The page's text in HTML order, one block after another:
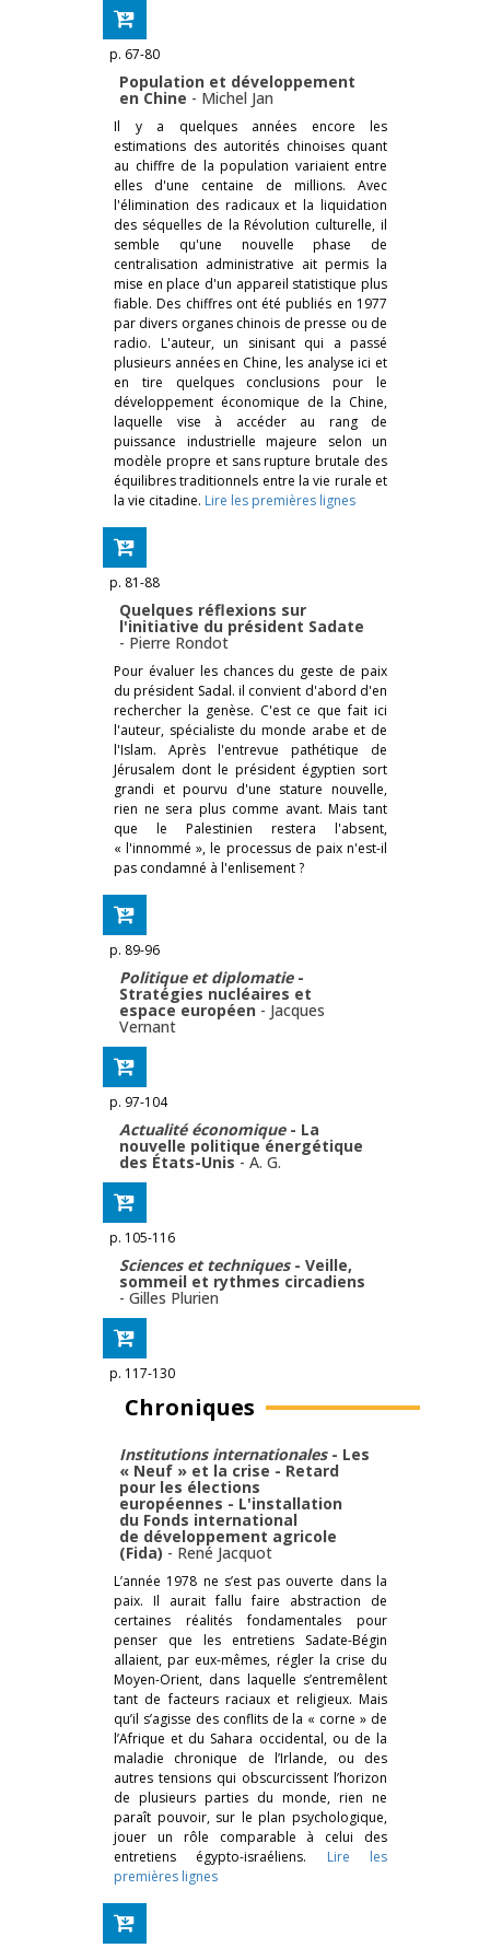
p. 67-80
Population et développement
en Chine - Michel Jan
Il y a quelques années encore les
estimations des autorités chinoises quant
au chiffre de la population variaient entre
elles d'une centaine de millions. Avec
l'élimination des radicaux et la liquidation
des séquelles de la Révolution culturelle, il
semble qu'une nouvelle phase de
centralisation administrative ait permis la
mise en place d'un appareil statistique plus
fiable. Des chiffres ont été publiés en 1977
par divers organes chinois de presse ou de
radio. L'auteur, un sinisant qui a passé
plusieurs années en Chine, les analyse ici et
en tire quelques conclusions pour le
développement économique de la Chine,
laquelle vise à accéder au rang de
puissance industrielle majeure selon un
modèle propre et sans rupture brutale des
équilibres traditionnels entre la vie rurale et
la vie citadine. Lire les premières lignes
p. 81-88
Quelques réflexions sur
l'initiative du président Sadate
- Pierre Rondot
Pour évaluer les chances du geste de paix
du président Sadal. il convient d'abord d'en
rechercher la genèse. C'est ce que fait ici
l'auteur, spécialiste du monde arabe et de
l'Islam. Après l'entrevue pathétique de
Jérusalem dont le président égyptien sort
grandi et pourvu d'une stature nouvelle,
rien ne sera plus comme avant. Mais tant
que le Palestinien restera l'absent,
« l'innommé », le processus de paix n'est-il
pas condamné à l'enlisement ?
p. 89-96
Politique et diplomatie -
Stratégies nucléaires et
espace européen - Jacques
Vernant
p. 97-104
Actualité économique- La
nouvelle politique énergétique
des États-Unis- A. G.
p. 105-116
Sciences et techniques - Veille,
sommeil et rythmes circadiens
- Gilles Plurien
p. 117-130
Chroniques
Institutions internationales- Les
« Neuf » et la crise - Retard
pour les élections
européennes - L'installation
du Fonds international
de développement agricole
(Fida) - René Jacquot
L’année 1978 ne s’est pas ouverte dans la
paix. Il aurait fallu faire abstraction de
certaines réalités fondamentales pour
penser que les entretiens Sadate-Bégin
allaient, par eux-mêmes, régler la crise du
Moyen-Orient, dans laquelle s’entremêlent
tant de facteurs raciaux et religieux. Mais
qu’il s’agisse des conflits de la « corne » de
l’Afrique et du Sahara occidental, ou de la
maladie chronique de l’Irlande, ou des
autres tensions qui obscurcissent l’horizon
de plusieurs parties du monde, rien ne
paraît pouvoir, sur le plan psychologique,
jouer un rôle comparable à celui des
entretiens égypto-israéliens. Lire les
premières lignes